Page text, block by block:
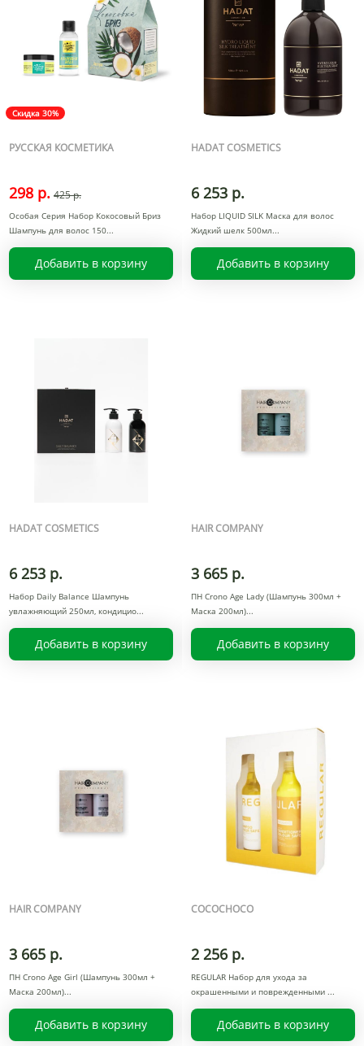
Скидка 30%
РУССКАЯ КОСМЕТИКА
298 р. 425 р.
Особая Серия Набор Кокосовый Бриз
Шампунь для волос 150
Добавить в корзину
HADAT COSMETICS
6 253 р.
Набор LIQUID SILK Маска для волос
Жидкий шелк 500мл
Добавить в корзину
HADAT COSMETICS
6 253 р.
Набор Daily Balance Шампунь
увлажняющий 250мл, кондицио
Добавить в корзину
HAIR COMPANY
3 665 р.
ПН Crono Age Lady (Шампунь 300мл +
Маска 200мл)
Добавить в корзину
HAIR COMPANY
3 665 р.
ПН Crono Age Girl (Шампунь 300мл +
Маска 200мл)
Добавить в корзину
COCOCHOCO
2 256 р.
REGULAR Набор для ухода за
окрашенными и поврежденными
Добавить в корзину